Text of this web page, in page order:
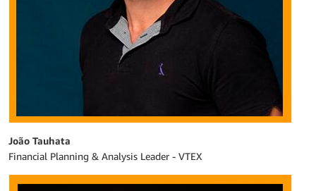
João Tauhata
Financial Planning & Analysis Leader - VTEX